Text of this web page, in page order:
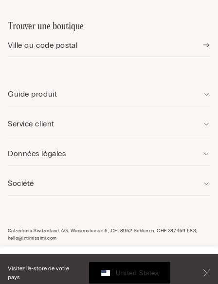
Sélectionnez la taille
Trouver une boutique
Guide produit
Service client
Données légales
Société
Calzedonia Switzerland AG, Wiesenstrasse 5, CH-8952 Schlieren, CHE-287.459.583,
hello@intimissimi.com
Visitez l’e-store de votre
pays
United States